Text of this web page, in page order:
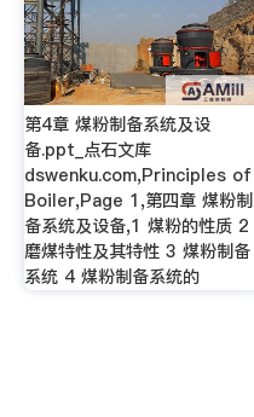
第4章 煤粉制备系统及设
备.ppt_点石文库
dswenku.com,Principles of
Boiler,Page 1,第四章 煤粉制
备系统及设备,1 煤粉的性质 2
磨煤特性及其特性 3 煤粉制备
系统 4 煤粉制备系统的